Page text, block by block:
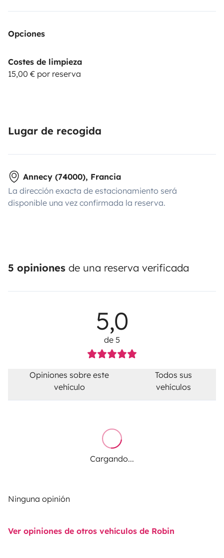
Opciones
Costes de limpieza
15,00 € por reserva
Lugar de recogida
Annecy (74000), Francia
La dirección exacta de estacionamiento será
disponible una vez confirmada la reserva.
5 opiniones de una reserva verificada
5,0
de 5
Opiniones sobre este
vehículo
Todos sus
vehículos
Cargando...
Ninguna opinión
Ver opiniones de otros vehículos de Robin